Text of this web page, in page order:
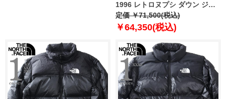
1996 レトロヌプシ ダウン ジャ
ケット 1996 RETRO NUPTSE
JACKET USA直輸入 nf0a3c8d-
定価 ￥71,500(税込)
￥64,350(税込)